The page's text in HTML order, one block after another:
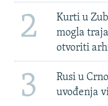
2
Kurti u
mogla
otvoriti
3
Rusi u
uvođenja